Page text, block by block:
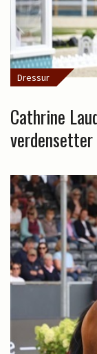
Dressur
Cathrine
verdensetter